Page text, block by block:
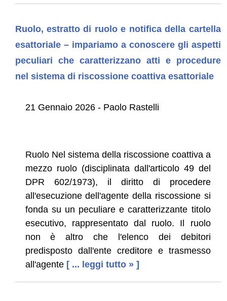
Ruolo, estratto di ruolo e notifica della cartella
esattoriale – impariamo a conoscere gli aspetti
peculiari che caratterizzano atti e procedure
nel sistema di riscossione coattiva esattoriale
21 Gennaio 2026 - Paolo Rastelli
Ruolo Nel sistema della riscossione coattiva a
mezzo ruolo (disciplinata dall'articolo 49 del
DPR 602/1973), il diritto di procedere
all'esecuzione dell'agente della riscossione si
fonda su un peculiare e caratterizzante titolo
esecutivo, rappresentato dal ruolo. Il ruolo
non è altro che l'elenco dei debitori
predisposto dall'ente creditore e trasmesso
all'agente [ ... leggi tutto » ]